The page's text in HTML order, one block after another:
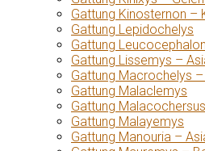
Gattung Kinosternon –
Gattung Lepidochelys
Gattung Leucocephalon
Gattung Lissemys –
Gattung Macrochelys
Gattung Malaclemys
Gattung Malacochersus
Gattung Malayemys
Gattung Manouria –